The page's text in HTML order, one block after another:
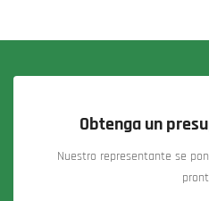
Obtenga un
Nuestro representante se